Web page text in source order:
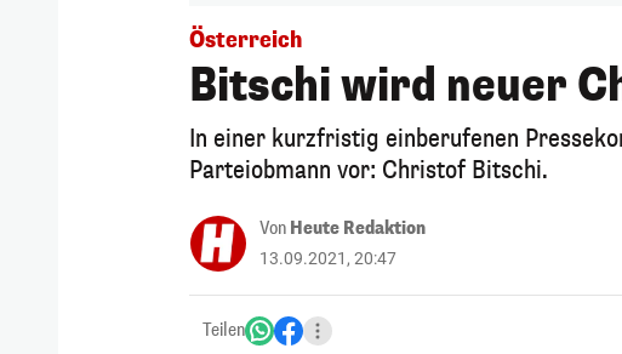
Österreich
Bitschi wird neuer
In einer kurzfristig einberufenen
Parteiobmann vor: Christof Bitschi.
Von Heute Redaktion
13.09.2021, 20:47
Teilen